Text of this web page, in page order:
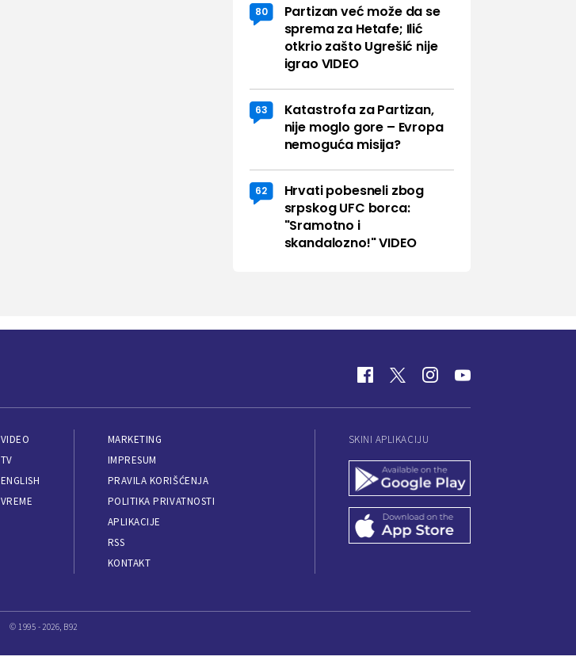
80
Partizan već može da se
sprema za Hetafe; Ilić
otkrio zašto Ugrešić nije
igrao VIDEO
63
Katastrofa za Partizan,
nije moglo gore – Evropa
nemoguća misija?
62
Hrvati pobesneli zbog
srpskog UFC borca:
"Sramotno i
skandalozno!" VIDEO
VIDEO
TV
ENGLISH
VREME
MARKETING
IMPRESUM
PRAVILA KORIŠĆENJA
POLITIKA PRIVATNOSTI
APLIKACIJE
RSS
KONTAKT
SKINI APLIKACIJU
© 1995 - 2026, B92